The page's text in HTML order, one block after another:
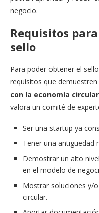
negocio.
Requisitos
sello
Para poder obtener el
requisitos que demuestren
con la economía circular
valora un comité de
Ser una startup ya
Tener una antigüedad
Demostrar un alto
en el modelo de
Mostrar soluciones y/
circular.